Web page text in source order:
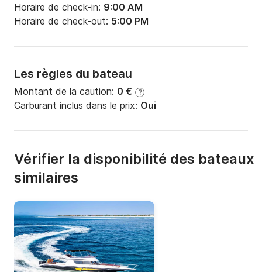
Horaire de check-in: 9:00 AM
Horaire de check-out: 5:00 PM
Les règles du bateau
Montant de la caution: 0 € ?
Carburant inclus dans le prix: Oui
Vérifier la disponibilité des bateaux
similaires